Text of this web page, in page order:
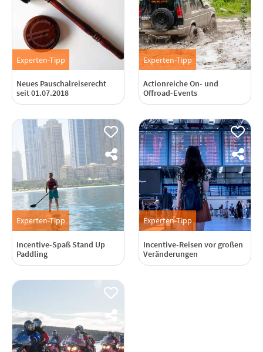
Experten-Tipp
Neues Pauschalreiserecht
seit 01.07.2018
Experten-Tipp
Actionreiche On- und
Offroad-Events
Experten-Tipp
Incentive-Spaß Stand Up
Paddling
Experten-Tipp
Incentive-Reisen vor großen
Veränderungen